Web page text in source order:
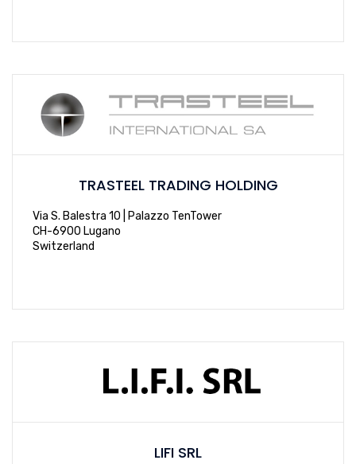
TRASTEEL TRADING HOLDING
Via S. Balestra 10 | Palazzo TenTower
CH-6900 Lugano
Switzerland
LIFI SRL